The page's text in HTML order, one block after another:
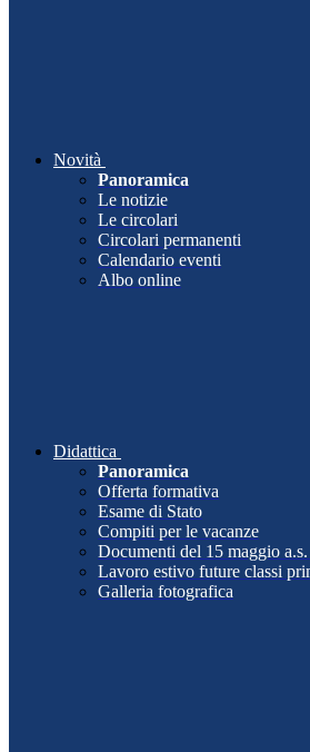
Novità
Panoramica
Le notizie
Le circolari
Circolari permanenti
Calendario eventi
Albo online
Didattica
Panoramica
Offerta formativa
Esame di Stato
Compiti per le vacanze
Documenti del 15 maggio
Lavoro estivo future classi
Galleria fotografica